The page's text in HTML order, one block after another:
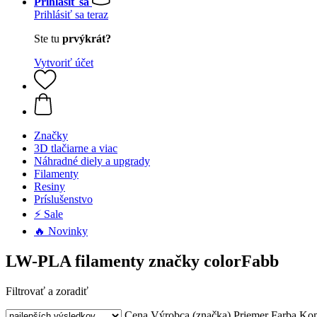
Prihlásiť sa teraz
Ste tu prvýkrát?
Vytvoriť účet
Značky
3D tlačiarne a viac
Náhradné diely a upgrady
Filamenty
Resiny
Príslušenstvo
⚡ Sale
🔥 Novinky
LW-PLA filamenty značky colorFabb
Filtrovať a zoradiť